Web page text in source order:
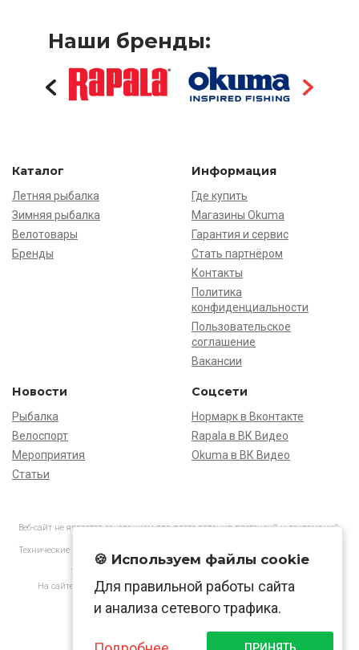
Наши бренды:
Каталог
Летняя рыбалка
Зимняя рыбалка
Велотовары
Бренды
Информация
Где купить
Магазины Okuma
Гарантия и сервис
Стать партнёром
Контакты
Политика
конфиденциальности
Пользовательское
соглашение
Вакансии
Новости
Рыбалка
Велоспорт
Мероприятия
Статьи
Соцсети
Нормарк в Вконтакте
Rapala в ВК Видео
Okuma в ВК Видео
Веб-сайт не является основанием для предъявления претензий и рекламаций,
Технические характеристики товаров могут отличаться от указанных на сайте.
АО «Нормарк» ИНН 7728172512 ОГРН 1037739603505
На сайте применяютсярекомендательные технологиив соответствии
🍪 Используем файлы cookie
Для правильной работы сайта
и анализа сетевого трафика.
ПРИНЯТЬ